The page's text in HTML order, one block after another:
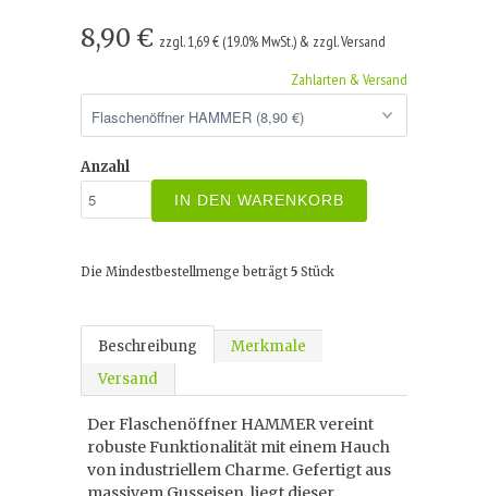
8,90 € zzgl. 1,69 € (19.0% MwSt.) & zzgl. Versand
Zahlarten & Versand
Anzahl
IN DEN WARENKORB
Die Mindestbestellmenge beträgt 5 Stück
Beschreibung
Merkmale
Versand
Der Flaschenöffner HAMMER vereint
robuste Funktionalität mit einem Hauch
von industriellem Charme. Gefertigt aus